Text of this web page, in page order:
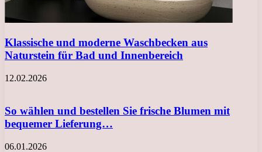
Klassische und moderne Waschbecken aus
Naturstein für Bad und Innenbereich
12.02.2026
So wählen und bestellen Sie frische Blumen mit
bequemer Lieferung…
06.01.2026